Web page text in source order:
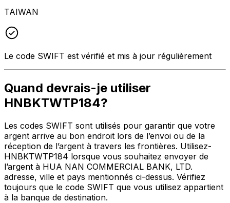
TAIWAN
Le code SWIFT est vérifié et mis à jour régulièrement
Quand devrais-je utiliser
HNBKTWTP184?
Les codes SWIFT sont utilisés pour garantir que votre
argent arrive au bon endroit lors de l’envoi ou de la
réception de l’argent à travers les frontières. Utilisez-
HNBKTWTP184 lorsque vous souhaitez envoyer de
l’argent à HUA NAN COMMERCIAL BANK, LTD.
adresse, ville et pays mentionnés ci-dessus. Vérifiez
toujours que le code SWIFT que vous utilisez appartient
à la banque de destination.